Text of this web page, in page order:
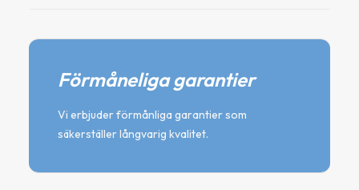
Förmåneliga garantier
Vi erbjuder förmånliga garantier som
säkerställer långvarig kvalitet.